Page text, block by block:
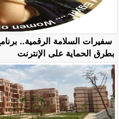
سفيرات السلامة الرقمية..
بطرق الحماية على الإنترنت